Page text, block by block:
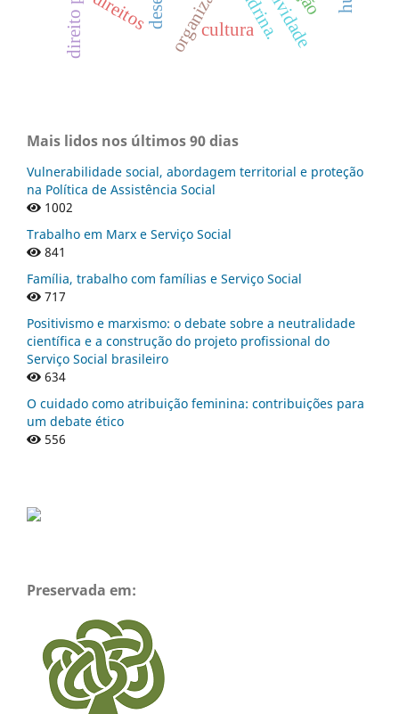
cultura
direitos
Mais lidos nos últimos 90 dias
Vulnerabilidade social, abordagem territorial e proteção
na Política de Assistência Social
1002
Trabalho em Marx e Serviço Social
841
Família, trabalho com famílias e Serviço Social
717
Positivismo e marxismo: o debate sobre a neutralidade
científica e a construção do projeto profissional do
Serviço Social brasileiro
634
O cuidado como atribuição feminina: contribuições para
um debate ético
556
Preservada em: